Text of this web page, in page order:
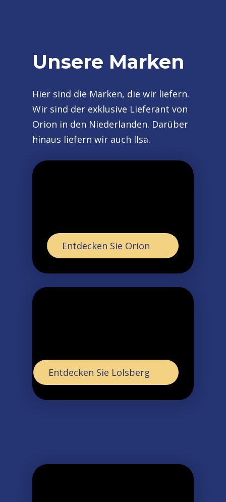
Unsere Marken
Hier sind die Marken, die wir liefern.
Wir sind der exklusive Lieferant von
Orion in den Niederlanden. Darüber
hinaus liefern wir auch Ilsa.
Entdecken Sie Orion
Entdecken Sie Lolsberg